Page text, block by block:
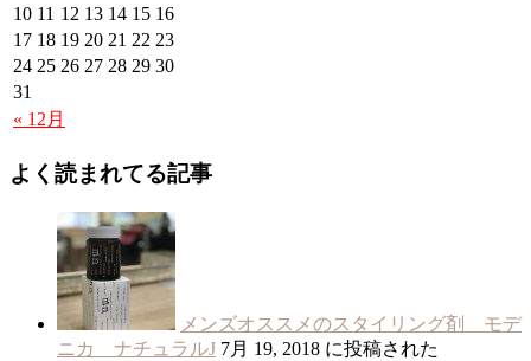
« 12月
10 11 12 13 14 15 16
17 18 19 20 21 22 23
24 25 26 27 28 29 30
31
よく読まれてる記事
メンズオススメのスタイリング剤 モデ
ニカ ナチュラルJ 7月 19, 2018 に投稿された